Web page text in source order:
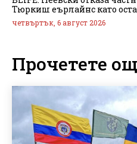
Тюркиш еърлайнс като
четвъртък, 6 август 2026
Прочетете